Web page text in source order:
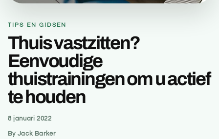
TIPS EN GIDSEN
Thuis vastzitten?
Eenvoudige
thuistrainingen om u actief
te houden
8 januari 2022
By Jack Barker